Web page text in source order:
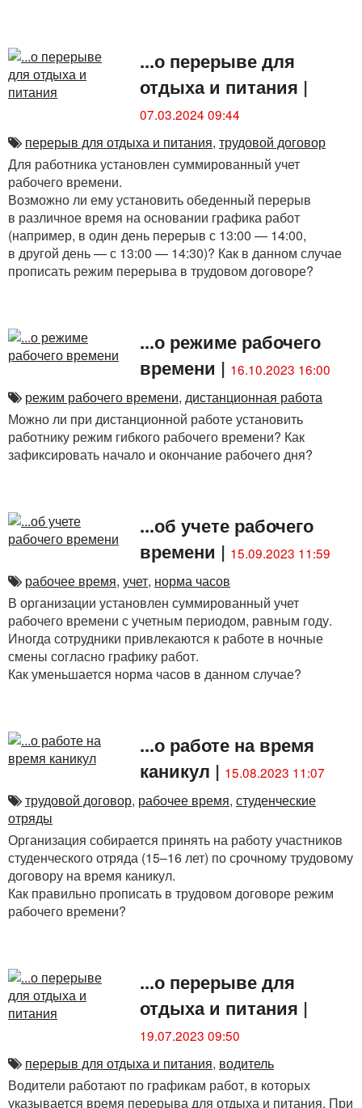
...о перерыве для
отдыха и питания |
07.03.2024 09:44
перерыв для отдыха и питания, трудовой договор
Для работника установлен суммированный учет
рабочего времени.
Возможно ли ему установить обеденный перерыв
в различное время на основании графика работ
(например, в один день перерыв с 13:00 — 14:00,
в другой день — с 13:00 — 14:30)? Как в данном случае
прописать режим перерыва в трудовом договоре?
...о режиме рабочего
времени | 16.10.2023 16:00
режим рабочего времени, дистанционная работа
Можно ли при дистанционной работе установить
работнику режим гибкого рабочего времени? Как
зафиксировать начало и окончание рабочего дня?
...об учете рабочего
времени | 15.09.2023 11:59
рабочее время, учет, норма часов
В организации установлен суммированный учет
рабочего времени с учетным периодом, равным году.
Иногда сотрудники привлекаются к работе в ночные
смены согласно графику работ.
Как уменьшается норма часов в данном случае?
...о работе на время
каникул | 15.08.2023 11:07
трудовой договор, рабочее время, студенческие
отряды
Организация собирается принять на работу участников
студенческого отряда (15–16 лет) по срочному трудовому
договору на время каникул.
Как правильно прописать в трудовом договоре режим
рабочего времени?
...о перерыве для
отдыха и питания |
19.07.2023 09:50
перерыв для отдыха и питания, водитель
Водители работают по графикам работ, в которых
указывается время перерыва для отдыха и питания. При